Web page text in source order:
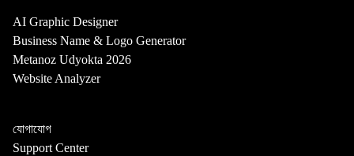
AI Graphic Designer
Business Name & Logo Generator
Metanoz Udyokta 2026
Website Analyzer
যোগাযোগ
Support Center